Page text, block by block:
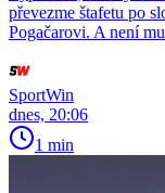
převezme štafetu po
Pogačarovi. A není
SportWin
dnes, 20:06
1 min